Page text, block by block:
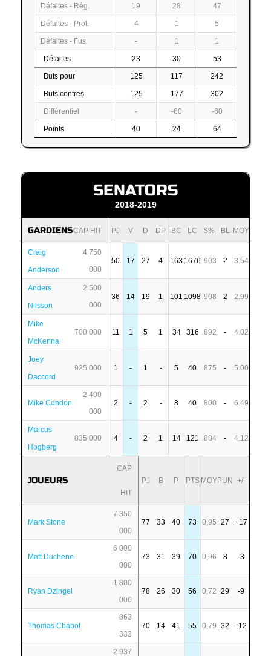
Défaites - Rég. 19 28 47
Défaites - Prol. 4 1 5
Défaites - Fus. - 1 1
Défaites 23 30 53
Buts pour 125 117 242
Buts contres 125 177 302
Différentiel - -60 -60
Points 40 24 64
SENATORS
2018-2019
GARDIENSCAP HIT PJ V D DP BC LC S% BL MOY
Craig
Anderson
4 750
000
50 17 27 4 163 1676 .903 2 3.54
Anders
Nilsson
2 500
000
36 14 19 1 101 1098 .908 2 2.99
Mike
McKenna
700 000 11 1 5 1 34 316 .892 - 4.02
Joey
Daccord
925 000 1 - 1 - 5 40 .875 - 5.00
Mike Condon
2 400
000
2 - 2 - 8 40 .800 - 6.49
Marcus
Hogberg
835 000 4 - 2 1 14 121 .884 - 4.12
JOUEURS
CAP
HIT
PJ B P PTS MOYPUN +/-
Mark Stone
7 350
000
77 33 40 73 0,95 27 +17
Matt Duchene
6 000
000
73 31 39 70 0,96 8 -3
Ryan Dzingel
1 800
000
78 26 30 56 0,72 29 -9
Thomas Chabot
863
333
70 14 41 55 0,79 32 -12
2 937